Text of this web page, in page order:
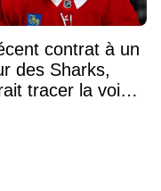
contrat à un
des Sharks,
tracer la voie à